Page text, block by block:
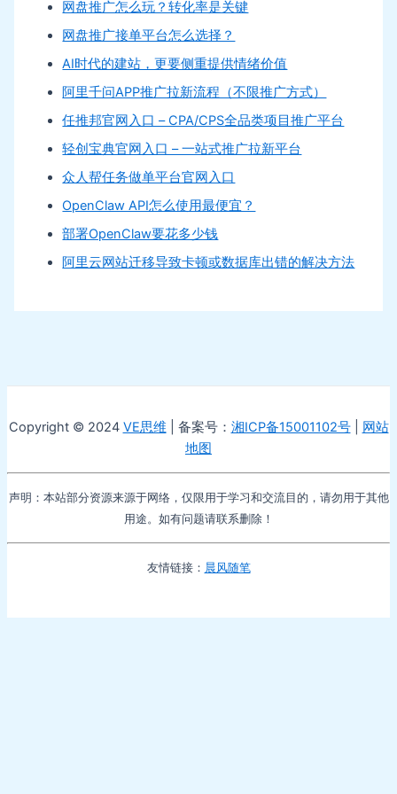
网盘推广怎么玩？转化率是关键
网盘推广接单平台怎么选择？
AI时代的建站，更要侧重提供情绪价值
阿里千问APP推广拉新流程（不限推广方式）
任推邦官网入口 – CPA/CPS全品类项目推广平台
轻创宝典官网入口 – 一站式推广拉新平台
众人帮任务做单平台官网入口
OpenClaw API怎么使用最便宜？
部署OpenClaw要花多少钱
阿里云网站迁移导致卡顿或数据库出错的解决方法
Copyright © 2024 VE思维 | 备案号： 湘ICP备15001102号| 网站
地图
声明：本站部分资源来源于网络，仅限用于学习和交流目的，请勿用于其他
用途。如有问题请联系删除！
友情链接： 晨风随笔